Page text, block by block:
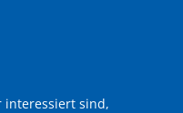
interessiert sind,